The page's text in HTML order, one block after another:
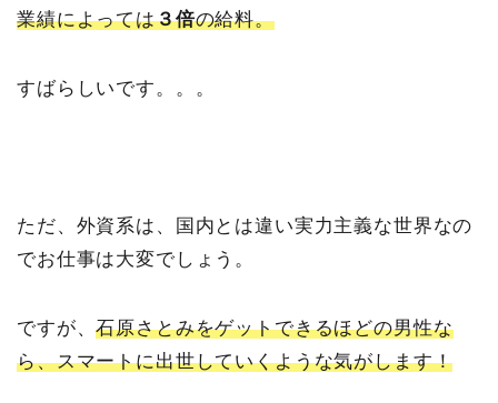
業績によっては３倍の給料。
すばらしいです。。。
ただ、外資系は、国内とは違い実力主義な世界なの
でお仕事は大変でしょう。
ですが、石原さとみをゲットできるほどの男性な
ら、スマートに出世していくような気がします！